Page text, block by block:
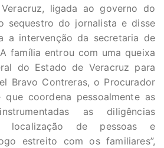
ligada ao governo do
sequestro do jornalista e disse
a intervenção da secretaria de
família entrou com uma queixa
do Estado de Veracruz para
Bravo Contreras, o Procurador
que coordena pessoalmente as
as diligências
localização de pessoas e
estreito com os familiares”,